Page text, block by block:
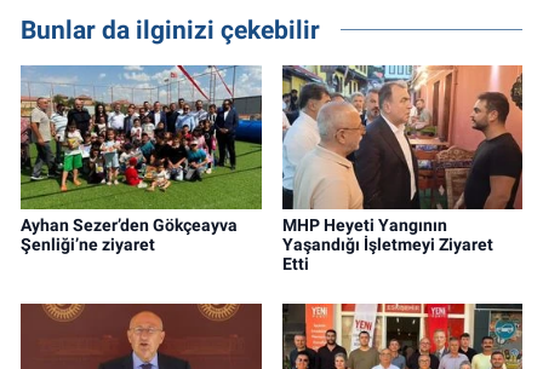
Bunlar da ilginizi çekebilir
Ayhan Sezer’den Gökçeayva
Şenliği’ne ziyaret
MHP Heyeti Yangının
Yaşandığı İşletmeyi Ziyaret
Etti